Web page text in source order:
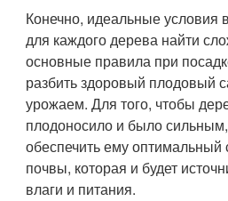
Конечно, идеальные условия
для каждого дерева найти
основные правила при
разбить здоровый плодовый
урожаем. Для того, чтобы
плодоносило и было
обеспечить ему оптимальный
почвы, которая и будет
влаги и питания.